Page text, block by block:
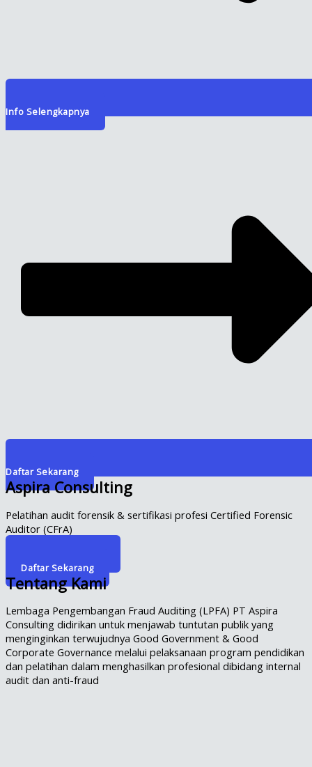
Info Selengkapnya
Daftar Sekarang
Aspira Consulting
Pelatihan audit forensik & sertifikasi profesi Certified Forensic
Auditor (CFrA)
Daftar Sekarang
Tentang Kami
Lembaga Pengembangan Fraud Auditing (LPFA) PT Aspira
Consulting didirikan untuk menjawab tuntutan publik yang
menginginkan terwujudnya Good Government & Good
Corporate Governance melalui pelaksanaan program pendidikan
dan pelatihan dalam menghasilkan profesional dibidang internal
audit dan anti-fraud